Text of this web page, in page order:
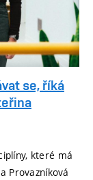
se, říká
které má
Provazníková